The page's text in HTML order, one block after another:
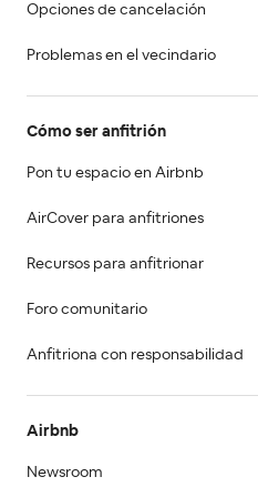
Opciones de cancelación
Problemas en el vecindario
Cómo ser anfitrión
Pon tu espacio en Airbnb
AirCover para anfitriones
Recursos para anfitrionar
Foro comunitario
Anfitriona con responsabilidad
Airbnb
Newsroom